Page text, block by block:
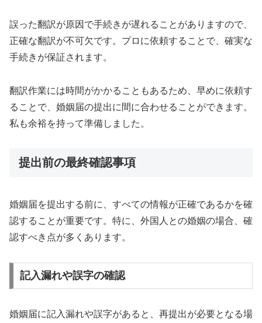
誤った翻訳が原因で手続きが遅れることがありますので、
正確な翻訳が不可欠です。プロに依頼することで、確実な
手続きが保証されます。
翻訳作業には時間がかかることもあるため、早めに依頼す
ることで、婚姻届の提出に間に合わせることができます。
私も余裕を持って準備しました。
提出前の最終確認事項
婚姻届を提出する前に、すべての情報が正確であるかを確
認することが重要です。特に、外国人との婚姻の場合、確
認すべき点が多くあります。
記入漏れや誤字の確認
婚姻届に記入漏れや誤字があると、再提出が必要となる場